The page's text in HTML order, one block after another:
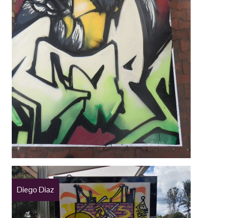
Diego Diaz